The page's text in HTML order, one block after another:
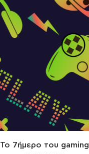
Το 7ήμερο του gaming